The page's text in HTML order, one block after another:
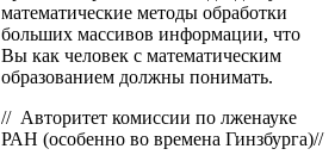
математические методы обработки
больших массивов информации, что
Вы как человек с математическим
образованием должны понимать.
// Авторитет комиссии по лженауке
РАН (особенно во времена Гинзбурга)//